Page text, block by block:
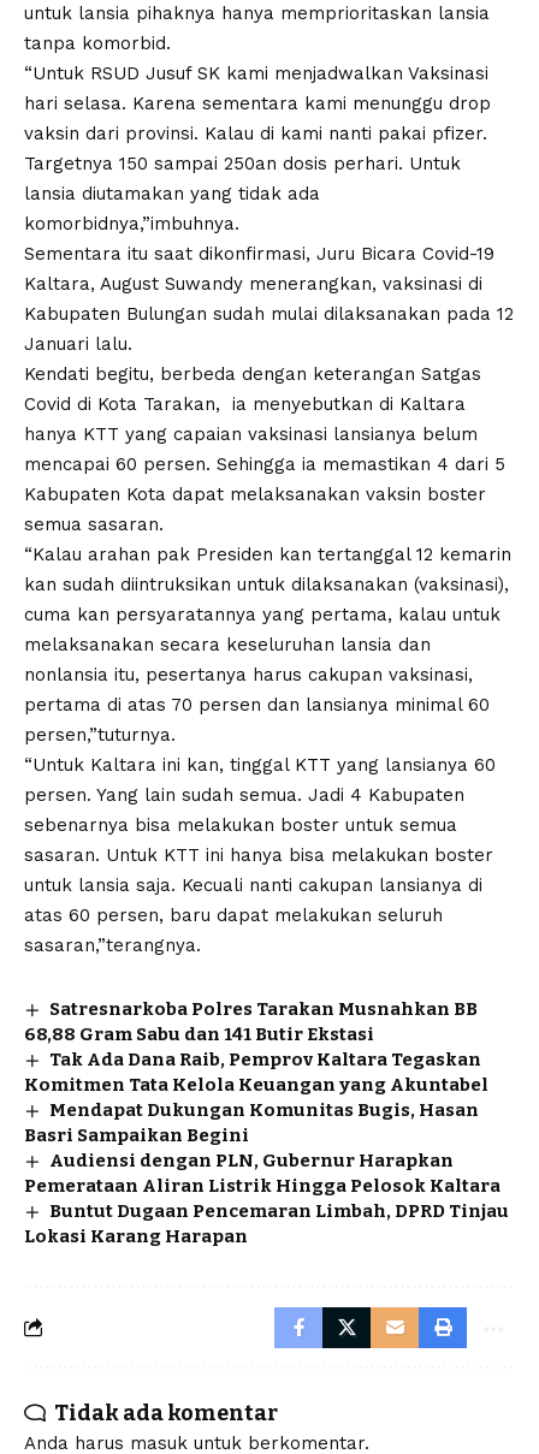
untuk lansia pihaknya hanya memprioritaskan lansia
tanpa komorbid.
“Untuk RSUD Jusuf SK kami menjadwalkan Vaksinasi
hari selasa. Karena sementara kami menunggu drop
vaksin dari provinsi. Kalau di kami nanti pakai pfizer.
Targetnya 150 sampai 250an dosis perhari. Untuk
lansia diutamakan yang tidak ada
komorbidnya,”imbuhnya.
Sementara itu saat dikonfirmasi, Juru Bicara Covid-19
Kaltara, August Suwandy menerangkan, vaksinasi di
Kabupaten Bulungan sudah mulai dilaksanakan pada 12
Januari lalu.
Kendati begitu, berbeda dengan keterangan Satgas
Covid di Kota Tarakan, ia menyebutkan di Kaltara
hanya KTT yang capaian vaksinasi lansianya belum
mencapai 60 persen. Sehingga ia memastikan 4 dari 5
Kabupaten Kota dapat melaksanakan vaksin boster
semua sasaran.
“Kalau arahan pak Presiden kan tertanggal 12 kemarin
kan sudah diintruksikan untuk dilaksanakan (vaksinasi),
cuma kan persyaratannya yang pertama, kalau untuk
melaksanakan secara keseluruhan lansia dan
nonlansia itu, pesertanya harus cakupan vaksinasi,
pertama di atas 70 persen dan lansianya minimal 60
persen,”tuturnya.
“Untuk Kaltara ini kan, tinggal KTT yang lansianya 60
persen. Yang lain sudah semua. Jadi 4 Kabupaten
sebenarnya bisa melakukan boster untuk semua
sasaran. Untuk KTT ini hanya bisa melakukan boster
untuk lansia saja. Kecuali nanti cakupan lansianya di
atas 60 persen, baru dapat melakukan seluruh
sasaran,”terangnya.
Satresnarkoba Polres Tarakan Musnahkan BB
68,88 Gram Sabu dan 141 Butir Ekstasi
Tak Ada Dana Raib, Pemprov Kaltara Tegaskan
Komitmen Tata Kelola Keuangan yang Akuntabel
Mendapat Dukungan Komunitas Bugis, Hasan
Basri Sampaikan Begini
Audiensi dengan PLN, Gubernur Harapkan
Pemerataan Aliran Listrik Hingga Pelosok Kaltara
Buntut Dugaan Pencemaran Limbah, DPRD Tinjau
Lokasi Karang Harapan
Tidak ada komentar
Anda harus masuk untuk berkomentar.